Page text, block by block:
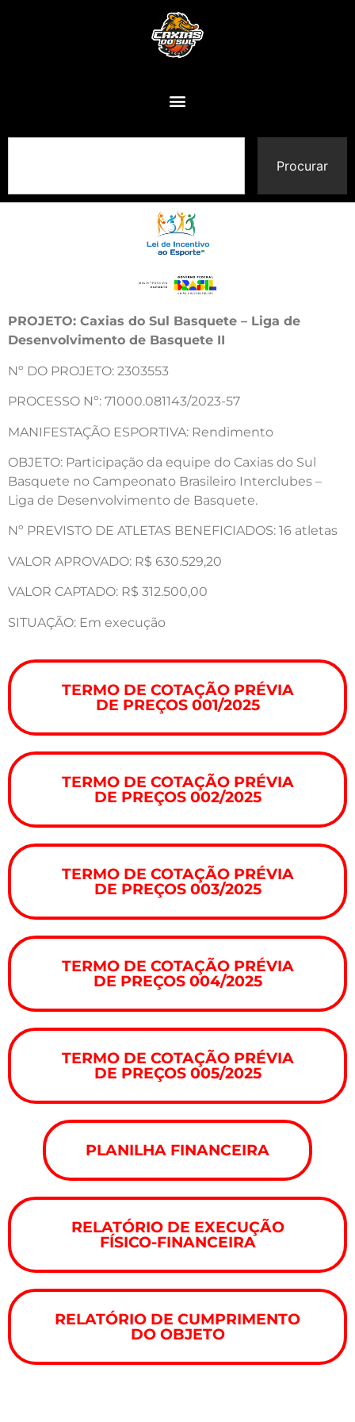
Procurar
PROJETO: Caxias do Sul Basquete – Liga de
Desenvolvimento de Basquete II
Nº DO PROJETO: 2303553
PROCESSO Nº: 71000.081143/2023-57
MANIFESTAÇÃO ESPORTIVA: Rendimento
OBJETO: Participação da equipe do Caxias do Sul
Basquete no Campeonato Brasileiro Interclubes –
Liga de Desenvolvimento de Basquete.
Nº PREVISTO DE ATLETAS BENEFICIADOS: 16 atletas
VALOR APROVADO: R$ 630.529,20
VALOR CAPTADO: R$ 312.500,00
SITUAÇÃO: Em execução
TERMO DE COTAÇÃO PRÉVIA
DE PREÇOS 001/2025
TERMO DE COTAÇÃO PRÉVIA
DE PREÇOS 002/2025
TERMO DE COTAÇÃO PRÉVIA
DE PREÇOS 003/2025
TERMO DE COTAÇÃO PRÉVIA
DE PREÇOS 004/2025
TERMO DE COTAÇÃO PRÉVIA
DE PREÇOS 005/2025
PLANILHA FINANCEIRA
RELATÓRIO DE EXECUÇÃO
FÍSICO-FINANCEIRA
RELATÓRIO DE CUMPRIMENTO
DO OBJETO